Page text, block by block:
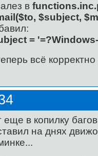
в
$subject,
=
всё
еще в копилку
на днях